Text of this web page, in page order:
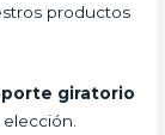
productos
giratorio